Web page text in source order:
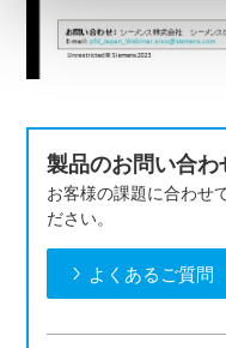
製品のお問い合わ
お客様の課題に合わせ
ださい。
よくあるご質問